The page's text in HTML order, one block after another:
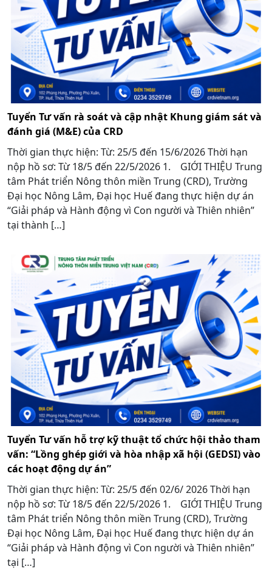
Tuyển Tư vấn rà soát và cập nhật Khung giám sát và
đánh giá (M&E) của CRD
Thời gian thực hiện: Từ: 25/5 đến 15/6/2026 Thời hạn
nộp hồ sơ: Từ 18/5 đến 22/5/2026 1. GIỚI THIỆU Trung
tâm Phát triển Nông thôn miền Trung (CRD), Trường
Đại học Nông Lâm, Đại học Huế đang thực hiện dự án
“Giải pháp và Hành động vì Con người và Thiên nhiên”
tại thành […]
Tuyển Tư vấn hỗ trợ kỹ thuật tổ chức hội thảo tham
vấn: “Lồng ghép giới và hòa nhập xã hội (GEDSI) vào
các hoạt động dự án”
Thời gian thực hiện: Từ: 25/5 đến 02/6/ 2026 Thời hạn
nộp hồ sơ: Từ 18/5 đến 22/5/2026 1. GIỚI THIỆU Trung
tâm Phát triển Nông thôn miền Trung (CRD), Trường
Đại học Nông Lâm, Đại học Huế đang thực hiện dự án
“Giải pháp và Hành động vì Con người và Thiên nhiên”
tại […]